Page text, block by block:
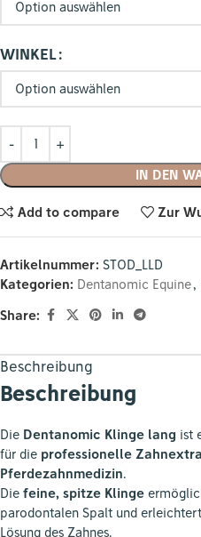
WINKEL
IN DEN
Add to compare Zur
Artikelnummer: STOD_LLD
Kategorien: Dentanomic Equine,
Share:
Beschreibung
Beschreibung
Die Dentanomic Klinge lang ist
für die professionelle
Pferdezahnmedizin.
Die feine, spitze Klinge
parodontalen Spalt und
Lösung des Zahnes.